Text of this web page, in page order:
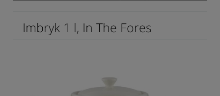
Imbryk 1 l, In The Fores